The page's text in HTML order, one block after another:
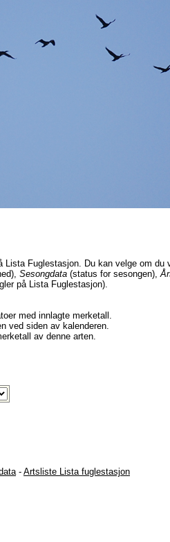
Lista Fuglestasjon. Du kan velge om du
Sesongdata (status for sesongen),
på Lista Fuglestasjon).
med innlagte merketall.
ved siden av kalenderen.
av denne arten.
- Artsliste Lista fuglestasjon